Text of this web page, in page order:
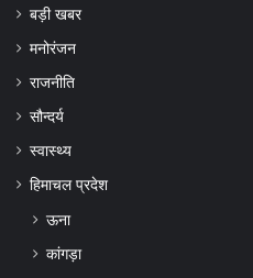
बड़ी खबर
मनोरंजन
राजनीति
सौन्दर्य
स्वास्थ्य
हिमाचल प्रदेश
ऊना
कांगड़ा